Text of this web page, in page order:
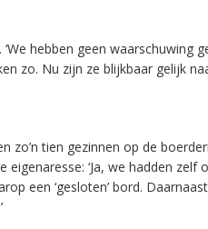
hebben geen waarschuwing
zo. Nu zijn ze blijkbaar gelijk
zo’n tien gezinnen op de
‘Ja, we hadden zelf
een ‘gesloten’ bord.